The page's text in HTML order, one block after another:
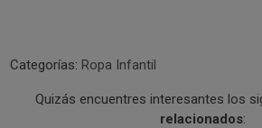
Categorías: Ropa Infantil
Quizás encuentres interesantes los
relacionados: